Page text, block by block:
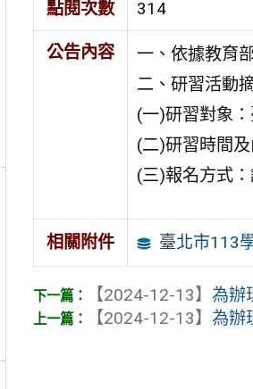
點閱次數 314
公告內容
一、依據教育
二、研習活動
(一)研習對象
(二)研習時間
(三)報名方式
相關附件 臺北市113
【2024-12-13】為辦
【2024-12-13】為辦